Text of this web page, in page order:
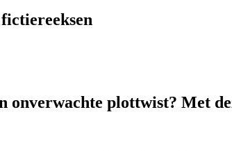
onverwachte plottwist? Met